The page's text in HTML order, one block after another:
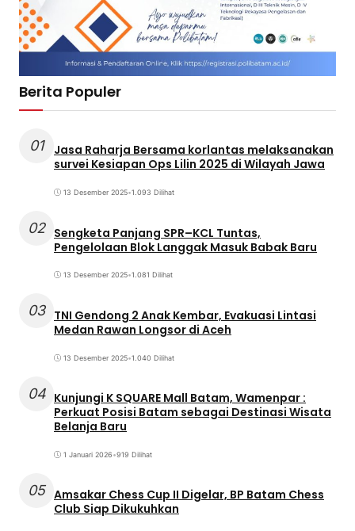
Berita Populer
01
Jasa Raharja Bersama korlantas melaksanakan
survei Kesiapan Ops Lilin 2025 di Wilayah Jawa
13 Desember 2025•1.093 Dilihat
02 Sengketa Panjang SPR–KCL Tuntas,
Pengelolaan Blok Langgak Masuk Babak Baru
13 Desember 2025•1.081 Dilihat
03 TNI Gendong 2 Anak Kembar, Evakuasi Lintasi
Medan Rawan Longsor di Aceh
13 Desember 2025•1.040 Dilihat
04 Kunjungi K SQUARE Mall Batam, Wamenpar :
Perkuat Posisi Batam sebagai Destinasi Wisata
Belanja Baru
1 Januari 2026•919 Dilihat
05 Amsakar Chess Cup II Digelar, BP Batam Chess
Club Siap Dikukuhkan